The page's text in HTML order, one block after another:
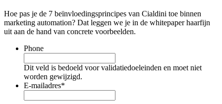
Hoe pas je de 7 beïnvloedingsprincipes van Cialdini toe binnen
marketing automation? Dat leggen we je in de whitepaper haarfijn
uit aan de hand van concrete voorbeelden.
Phone
Dit veld is bedoeld voor validatiedoeleinden en moet niet
worden gewijzigd.
E-mailadres*